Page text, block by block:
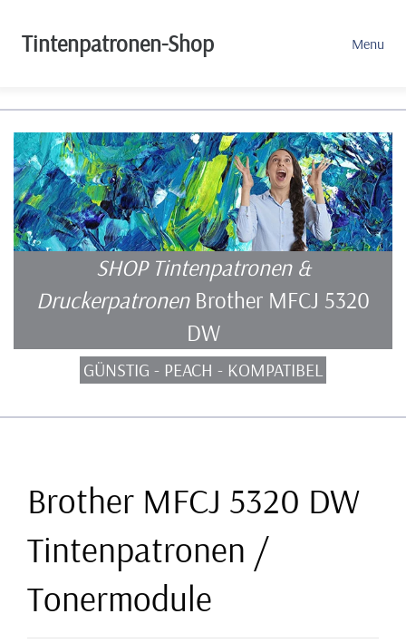
Tintenpatronen-Shop Menu
SHOP Tintenpatronen &
Druckerpatronen Brother MFCJ 5320
DW
GÜNSTIG - PEACH - KOMPATIBEL
Brother MFCJ 5320 DW
Tintenpatronen /
Tonermodule